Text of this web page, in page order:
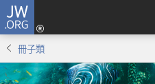
JW.ORG
冊子類